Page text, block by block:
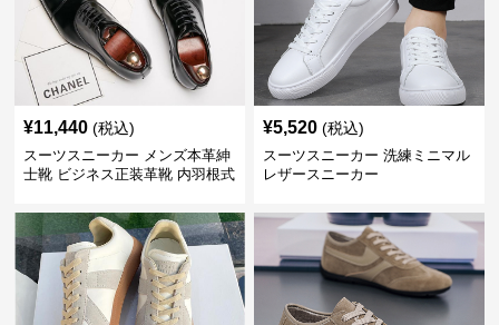
¥11,440 (税込)
スーツスニーカー メンズ本革紳
士靴 ビジネス正装革靴 内羽根式
¥5,520 (税込)
スーツスニーカー 洗練ミニマル
レザースニーカー